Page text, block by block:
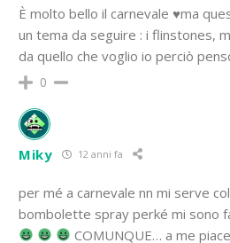
È molto bello il carnevale ♥ma
un tema da seguire : i flinstones,
da quello che voglio io perciò
0
Miky 12 anni fa
per mé a carnevale nn mi serve
bombolette spray perké mi sono
COMUNQUE… a me